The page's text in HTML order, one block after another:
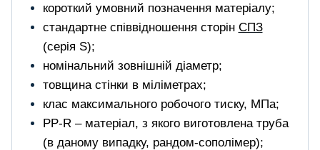
короткий умовний позначення матеріалу;
стандартне співвідношення сторін СПЗ
(серія S);
номінальний зовнішній діаметр;
товщина стінки в міліметрах;
клас максимального робочого тиску, МПа;
PP-R – матеріал, з якого виготовлена ​​труба
(в даному випадку, рандом-сополімер);